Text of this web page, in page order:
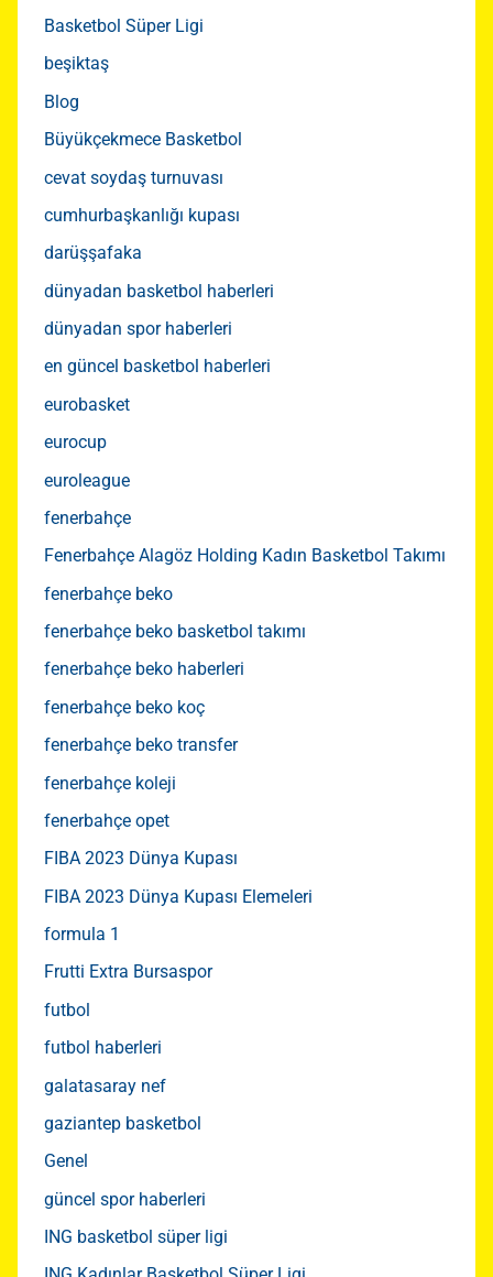
Basketbol Süper Ligi
beşiktaş
Blog
Büyükçekmece Basketbol
cevat soydaş turnuvası
cumhurbaşkanlığı kupası
darüşşafaka
dünyadan basketbol haberleri
dünyadan spor haberleri
en güncel basketbol haberleri
eurobasket
eurocup
euroleague
fenerbahçe
Fenerbahçe Alagöz Holding Kadın Basketbol Takımı
fenerbahçe beko
fenerbahçe beko basketbol takımı
fenerbahçe beko haberleri
fenerbahçe beko koç
fenerbahçe beko transfer
fenerbahçe koleji
fenerbahçe opet
FIBA 2023 Dünya Kupası
FIBA 2023 Dünya Kupası Elemeleri
formula 1
Frutti Extra Bursaspor
futbol
futbol haberleri
galatasaray nef
gaziantep basketbol
Genel
güncel spor haberleri
ING basketbol süper ligi